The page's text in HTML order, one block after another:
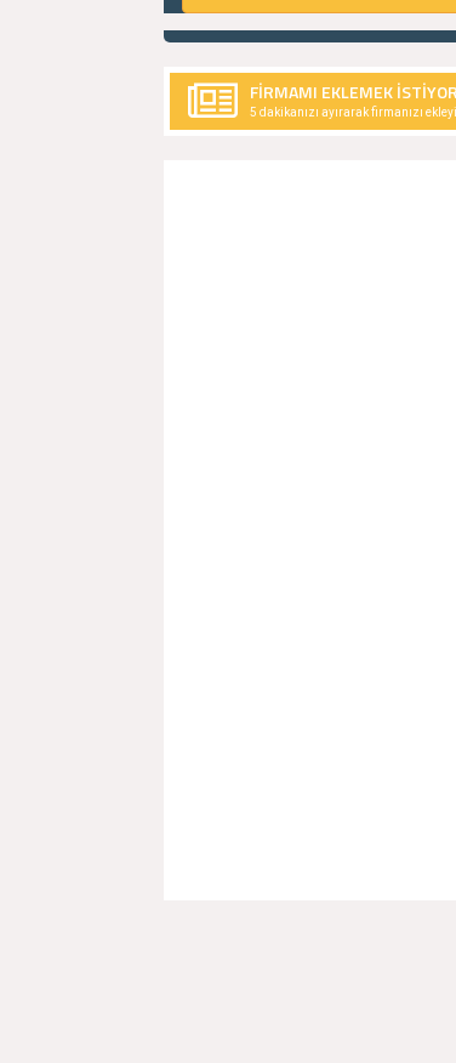
FİRMAMI EKLEMEK
5 dakikanızı ayırarak firmanızı